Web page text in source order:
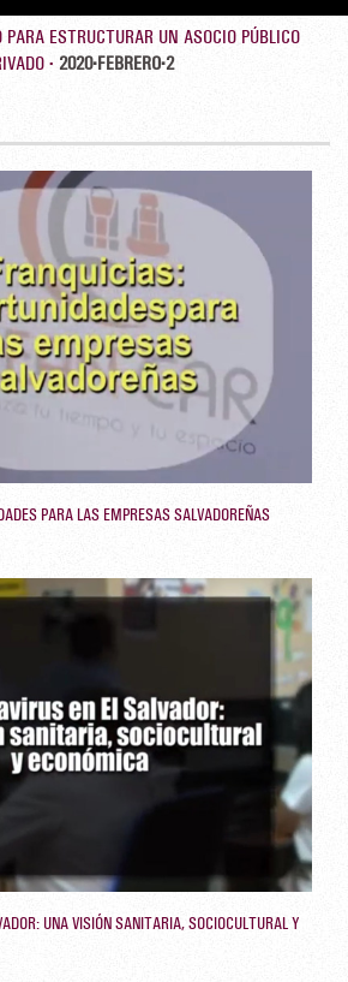
PARA ESTRUCTURAR UN ASOCIO PÚBLICO
- 2020-FEBRERO-2
PARA LAS EMPRESAS SALVADOREÑAS
UNA VISIÓN SANITARIA, SOCIOCULTURAL Y